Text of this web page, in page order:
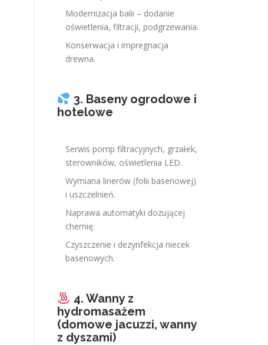
Modernizacja balii – dodanie
oświetlenia, filtracji, podgrzewania.
Konserwacja i impregnacja
drewna.
3. Baseny ogrodowe i
hotelowe
Serwis pomp filtracyjnych, grzałek,
sterowników, oświetlenia LED.
Wymiana linerów (folii basenowej)
i uszczelnień.
Naprawa automatyki dozującej
chemię.
Czyszczenie i dezynfekcja niecek
basenowych.
4. Wanny z
hydromasażem
(domowe jacuzzi, wanny
z dyszami)